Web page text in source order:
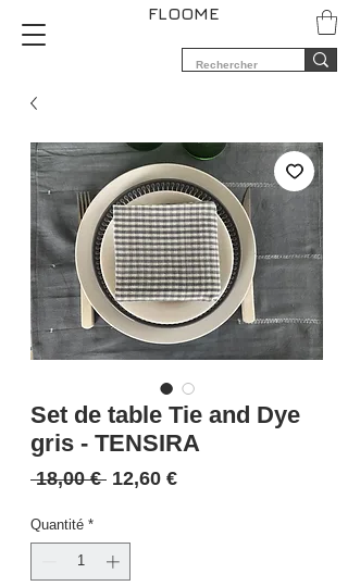
FLOOME
Set de table Tie and Dye
gris - TENSIRA
18,00 € Prix
12,60 €Prix
Quantité *